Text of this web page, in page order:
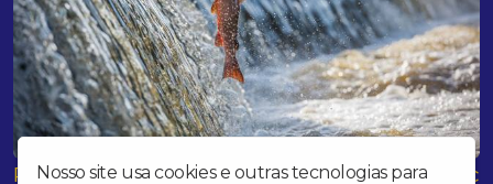
PIRACEMA: Veja o que é proibido nesta
Nosso site usa cookies e outras tecnologias para